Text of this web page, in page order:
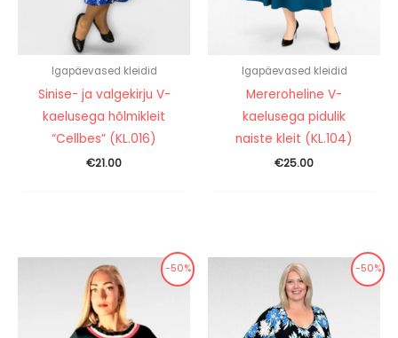
Igapäevased kleidid
Sinise- ja valgekirju V-
kaelusega hõlmikleit
“Cellbes” (KL.016)
€21.00
Igapäevased kleidid
Mereroheline V-
kaelusega pidulik
naiste kleit (KL.104)
€25.00
-50% -50%